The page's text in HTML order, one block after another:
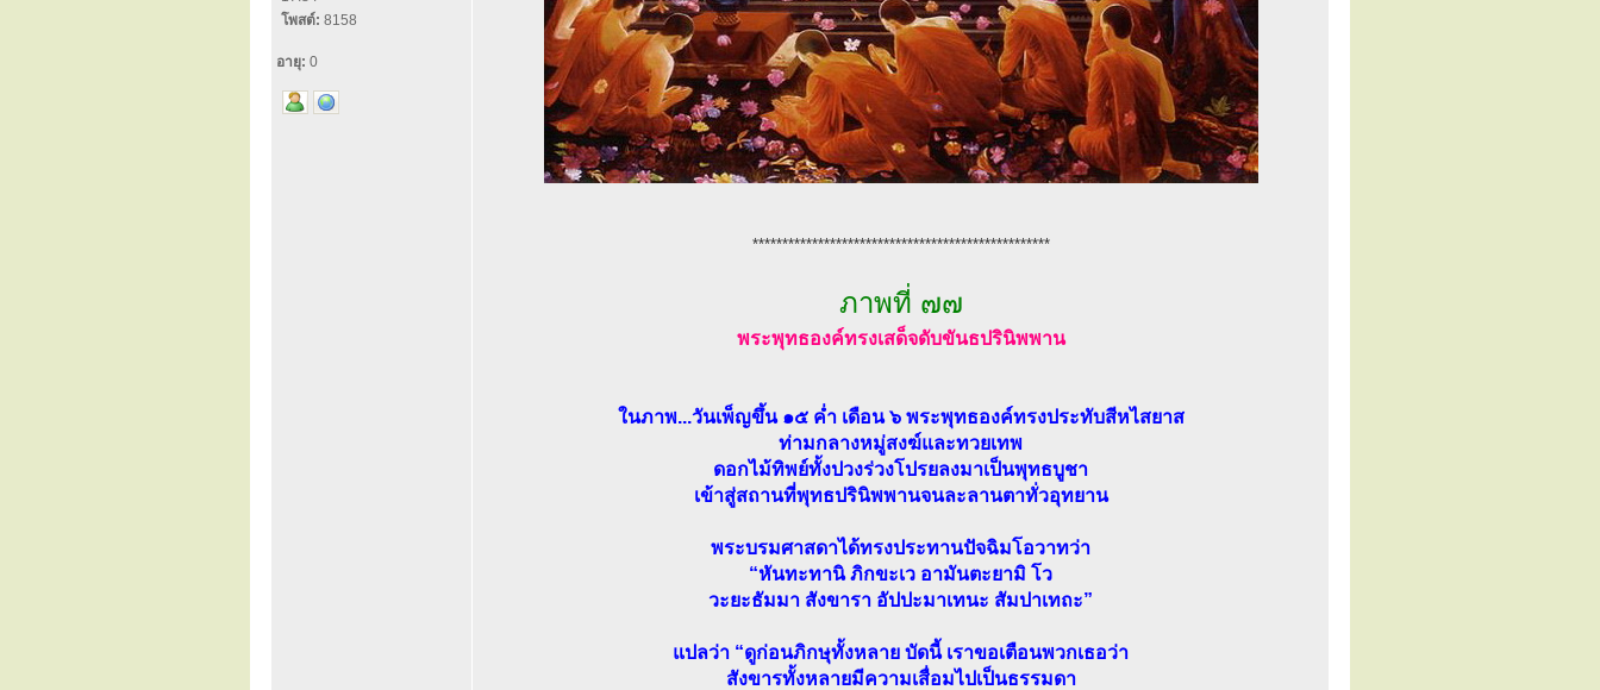
โพสต์: 8158
อายุ: 0
**************************************************
ภาพที่ ๗๗
พระพุทธองค์ทรงเสด็จดับขันธปรินิพพาน
ในภาพ...วันเพ็ญขึ้น ๑๕ ค่ำ เดือน ๖ พระพุทธองค์ทรงประทับสีหไสยาส
ท่ามกลางหมู่สงฆ์และทวยเทพ
ดอกไม้ทิพย์ทั้งปวงร่วงโปรยลงมาเป็นพุทธบูชา
เข้าสู่สถานที่พุทธปรินิพพานจนละลานตาทั่วอุทยาน
พระบรมศาสดาได้ทรงประทานปัจฉิมโอวาทว่า
“หันทะทานิ ภิกขะเว อามันตะยามิ โว
วะยะธัมมา สังขารา อัปปะมาเทนะ สัมปาเทถะ”
แปลว่า “ดูก่อนภิกษุทั้งหลาย บัดนี้ เราขอเตือนพวกเธอว่า
สังขารทั้งหลายมีความเสื่อมไปเป็นธรรมดา